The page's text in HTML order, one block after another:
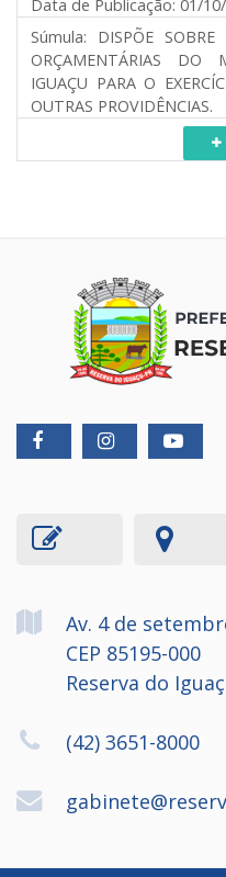
Data de Publicação: 01/
Súmula: DISPÕE
ORÇAMENTÁRIAS DO
IGUAÇU PARA O
OUTRAS PROVIDÊNCIAS.
Av. 4 de
CEP 85195-000
Reserva do
(42) 3651-8000